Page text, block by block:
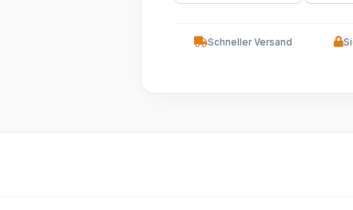
Schneller Versand